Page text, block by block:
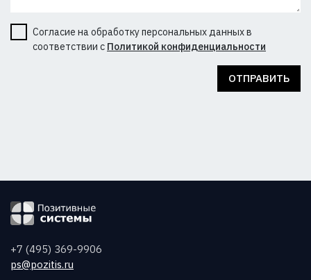
Согласие на обработку персональных данных в
соответствии с Политикой конфиденциальности
ОТПРАВИТЬ
+7 (495) 369-9906
ps@pozitis.ru